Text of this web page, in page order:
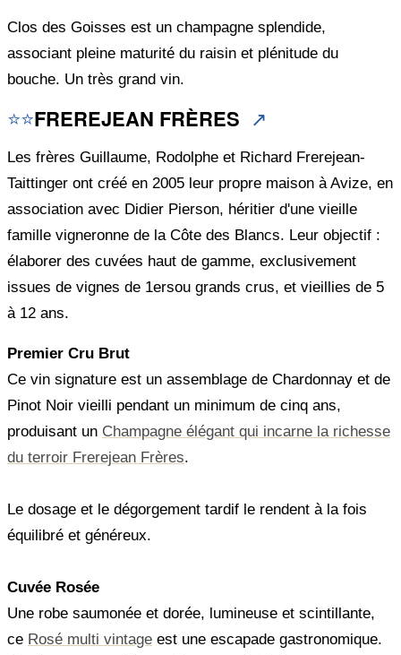
Clos des Goisses est un champagne splendide,
associant pleine maturité du raisin et plénitude du
bouche. Un très grand vin.
⭐⭐FREREJEAN FRÈRES ↗️
Les frères Guillaume, Rodolphe et Richard Frerejean-
Taittinger ont créé en 2005 leur propre maison à Avize, en
association avec Didier Pierson, héritier d'une vieille
famille vigneronne de la Côte des Blancs. Leur objectif :
élaborer des cuvées haut de gamme, exclusivement
issues de vignes de 1ersou grands crus, et vieillies de 5
à 12 ans.
Premier Cru Brut
Ce vin signature est un assemblage de Chardonnay et de
Pinot Noir vieilli pendant un minimum de cinq ans,
produisant un Champagne élégant qui incarne la richesse
du terroir Frerejean Frères.
Le dosage et le dégorgement tardif le rendent à la fois
équilibré et généreux.
Cuvée Rosée
Une robe saumonée et dorée, lumineuse et scintillante,
ce Rosé multi vintage est une escapade gastronomique.